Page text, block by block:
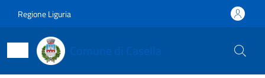
Regione Liguria